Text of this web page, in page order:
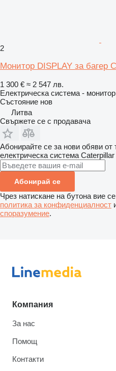
2
Монитор DISPLAY за багер
1 300 € ≈ 2 547 лв.
Електрическа система - монитор
Състояние нов
Литва
Свържете се с продавача
Абонирайте се за нови обяви от
електрическа система
Абонирай се
Чрез натискане на бутона вие
политика за конфиденциалност
споразумение.
Компания
За нас
Помощ
Контакти